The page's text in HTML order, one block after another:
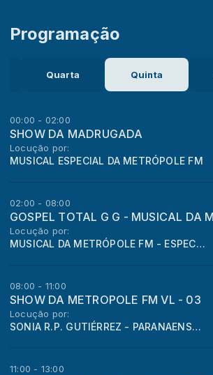
Programação
Quarta Quinta
00:00 - 02:00
SHOW DA MADRUGADA
Locução por:
MUSICAL ESPECIAL DA METRÓPOLE FM
02:00 - 08:00
Locução por:
MUSICAL DA METRÓPOLE FM - ESPECIAL GOSPEL
08:00 - 11:00
SHOW DA METROPOLE FM VL - 03
Locução por:
SONIA R.P. GUTIÉRREZ - PARANAENSE CURITIBANA - LOIRA - CASADA - CRISTÃ - 173 DE ALTURA - 72 Kg .
11:00 - 13:00